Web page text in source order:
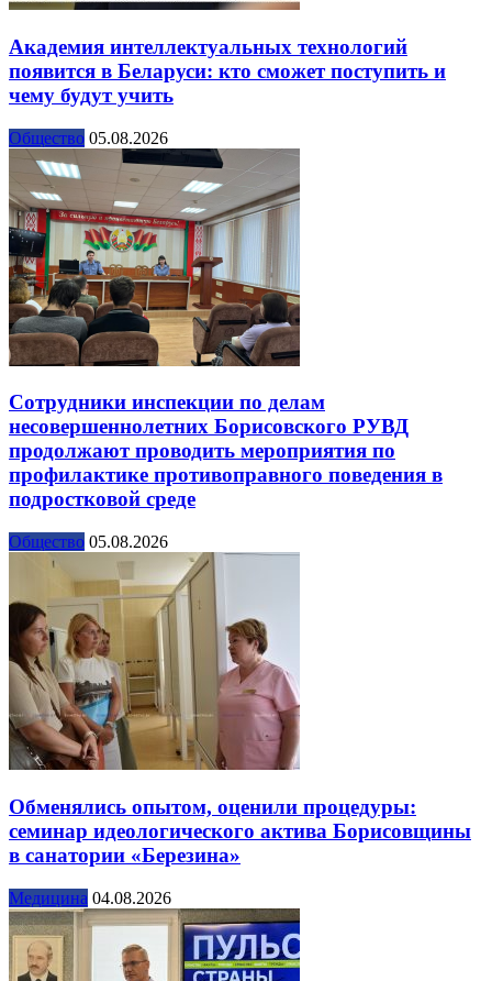
Академия интеллектуальных технологий
появится в Беларуси: кто сможет поступить и
чему будут учить
Общество 05.08.2026
Сотрудники инспекции по делам
несовершеннолетних Борисовского РУВД
продолжают проводить мероприятия по
профилактике противоправного поведения в
подростковой среде
Общество 05.08.2026
Обменялись опытом, оценили процедуры:
семинар идеологического актива Борисовщины
в санатории «Березина»
Медицина 04.08.2026